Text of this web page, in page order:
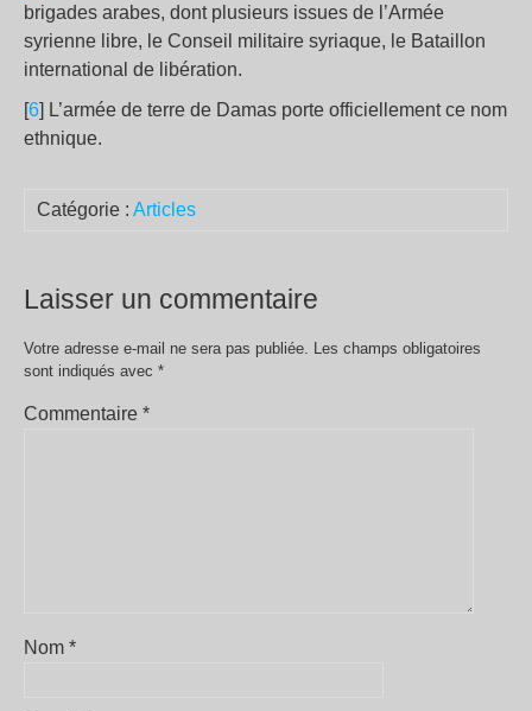
brigades arabes, dont plusieurs issues de l’Armée
syrienne libre, le Conseil militaire syriaque, le Bataillon
international de libération.
[6] L’armée de terre de Damas porte officiellement ce nom
ethnique.
Catégorie : Articles
Laisser un commentaire
Votre adresse e-mail ne sera pas publiée.
Les champs obligatoires
sont indiqués avec *
Commentaire *
Nom *